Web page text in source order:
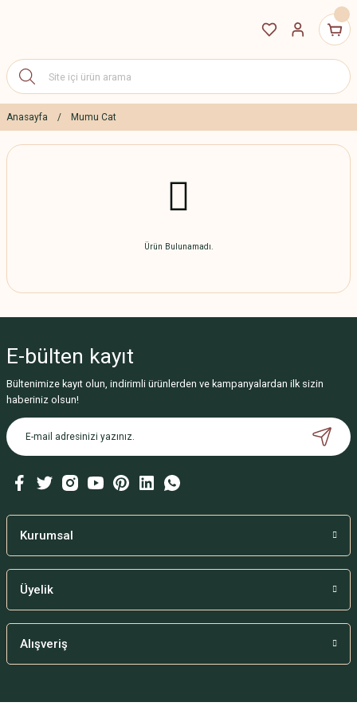
Anasayfa Mumu Cat
Ürün Bulunamadı.
E-bülten kayıt
Bültenimize kayıt olun, indirimli ürünlerden ve kampanyalardan ilk sizin
haberiniz olsun!
Kurumsal
Üyelik
Alışveriş